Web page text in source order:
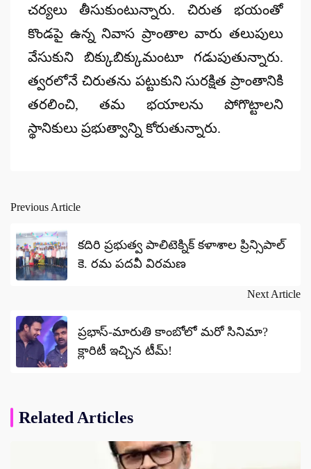
చర్యలు తీసుకుంటున్నారు. చిరుత భయంతో
కొండపై ఉన్న నివాస ప్రాంతాల వారు తలుపులు
వేసుకుని బిక్కుబిక్కుమంటూ గడుపుతున్నారు.
త్వరలోనే చిరుతను పట్టుకుని సురక్షిత ప్రాంతానికి
తరలించి, తమ భయాలను పోగొట్టాలని
స్థానికులు ప్రభుత్వాన్ని కోరుతున్నారు.
Post
navigation
Previous Article
కదిరి ప్రభుత్వ పాలిటెక్నిక్ కళాశాల ప్రిన్సిపాల్
కె. రమ పదవీ విరమణ
Next Article
ప్రభాస్-మారుతి కాంబోలో మరో సినిమా?
క్లారిటీ ఇచ్చిన టీమ్!
Related Articles